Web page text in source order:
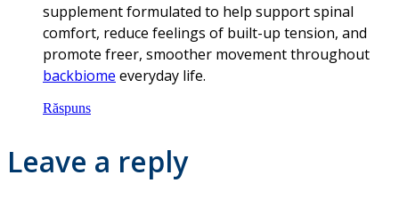
supplement formulated to help support spinal
comfort, reduce feelings of built-up tension, and
promote freer, smoother movement throughout
backbiome everyday life.
Răspuns
Leave a reply